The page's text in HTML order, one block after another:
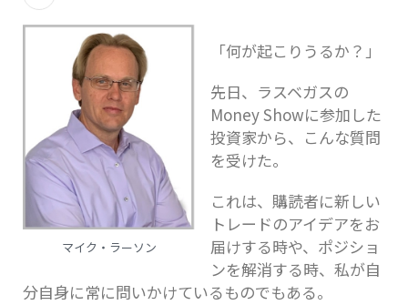
マイク・ラーソン
「何が起こりうるか？」
先日、ラスベガスの
Money Showに参加した
投資家から、こんな質問
を受けた。
これは、購読者に新しい
トレードのアイデアをお
届けする時や、ポジショ
ンを解消する時、私が自
分自身に常に問いかけているものでもある。